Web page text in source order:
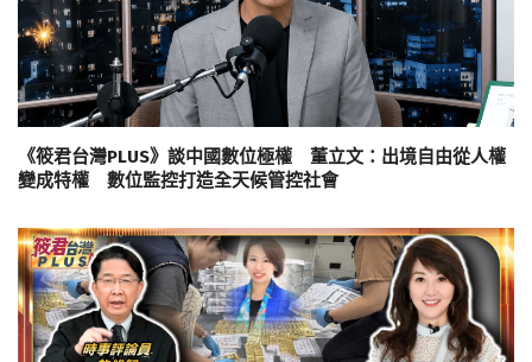
《筱君台灣PLUS》談中國數位極權 董立文：出境自由從人權
變成特權 數位監控打造全天候管控社會